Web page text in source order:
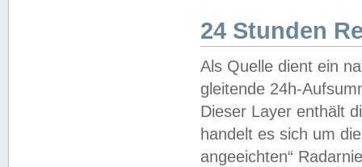
24 Stunden
Als Quelle dient ein
gleitende 24h-
Dieser Layer enthält
handelt es sich um
angeeichten“